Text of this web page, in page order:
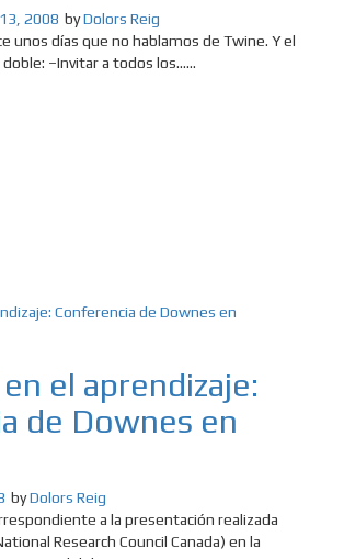
2008 byDolors Reig
unos días que no hablamos de Twine. Y el
–Invitar a todos los......
el aprendizaje:
de Downes en
byDolors Reig
a la presentación realizada
Research Council Canada) en la